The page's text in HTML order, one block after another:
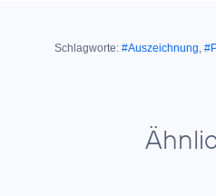
Schlagworte: #Auszeichnung,